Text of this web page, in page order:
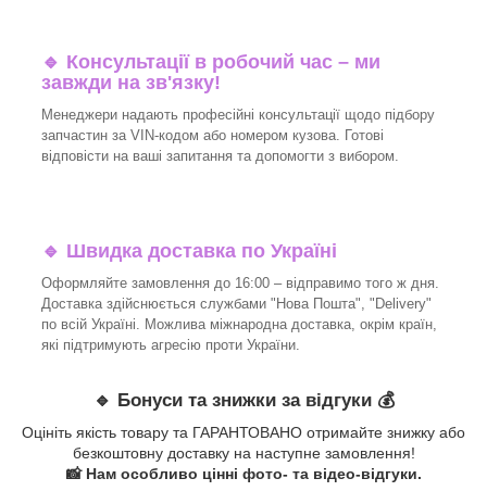
🔹 Консультації в робочий час – ми
завжди на зв'язку!
Менеджери надають професійні консультації щодо підбору
запчастин за VIN-кодом або номером кузова. Готові
відповісти на ваші запитання та допомогти з вибором.
🔹 Швидка доставка по Україні
Оформляйте замовлення до 16:00 – відправимо того ж дня.
Доставка здійснюється службами "Нова Пошта", "Delivery"
по всій Україні. Можлива міжнародна доставка, окрім країн,
які підтримують агресію проти України.
🔹 Бонуси та знижки за відгуки 💰
Оцініть якість товару та ГАРАНТОВАНО отримайте знижку або
безкоштовну доставку на наступне замовлення!
📸 Нам особливо цінні фото- та відео-відгуки.